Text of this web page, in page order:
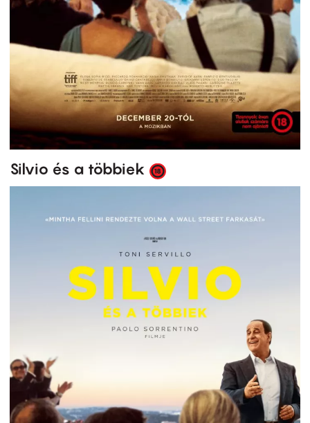
Silvio és a többiek